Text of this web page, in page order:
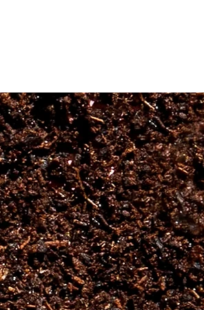
nigrum.
Origine: Cameroun.